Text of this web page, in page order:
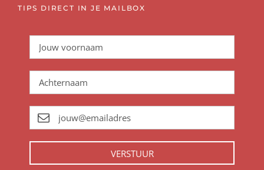
TIPS DIRECT IN JE MAILBOX
VERSTUUR